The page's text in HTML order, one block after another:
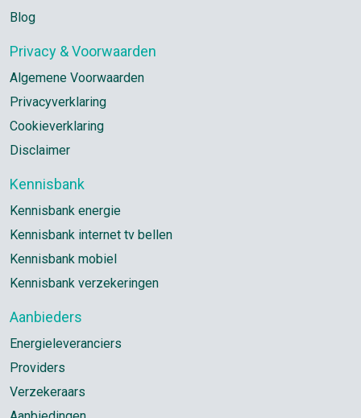
Blog
Privacy & Voorwaarden
Algemene Voorwaarden
Privacyverklaring
Cookieverklaring
Disclaimer
Kennisbank
Kennisbank energie
Kennisbank internet tv bellen
Kennisbank mobiel
Kennisbank verzekeringen
Aanbieders
Energieleveranciers
Providers
Verzekeraars